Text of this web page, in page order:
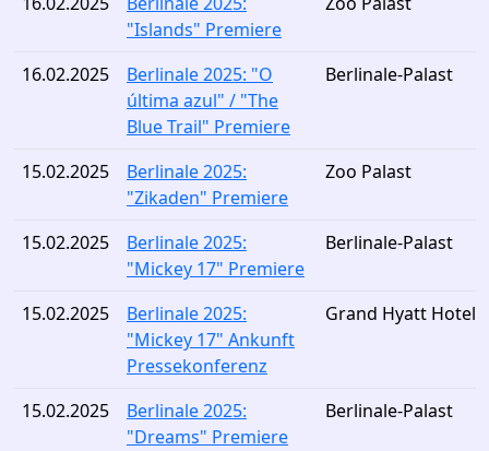
"Islands" Premiere
16.02.2025
Berlinale 2025: "O
última azul" / "The
Blue Trail" Premiere
Berlinale-Palast
15.02.2025
Berlinale 2025:
"Zikaden" Premiere
Zoo Palast
15.02.2025
Berlinale 2025:
"Mickey 17" Premiere
Berlinale-Palast
15.02.2025
Berlinale 2025:
"Mickey 17" Ankunft
Pressekonferenz
Grand Hyatt Hotel
15.02.2025
Berlinale 2025:
"Dreams" Premiere
Berlinale-Palast